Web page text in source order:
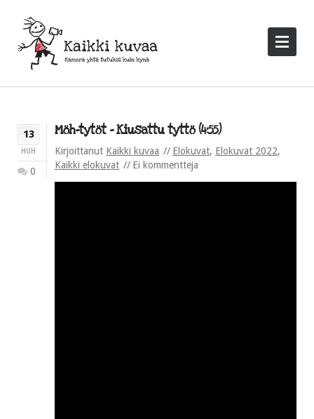
13
HUH
0
Möh-tytöt – Kiusattu tyttö (4:55)
Kirjoittanut Kaikki kuvaa Elokuvat, Elokuvat 2022,
Kaikki elokuvat
Ei kommentteja